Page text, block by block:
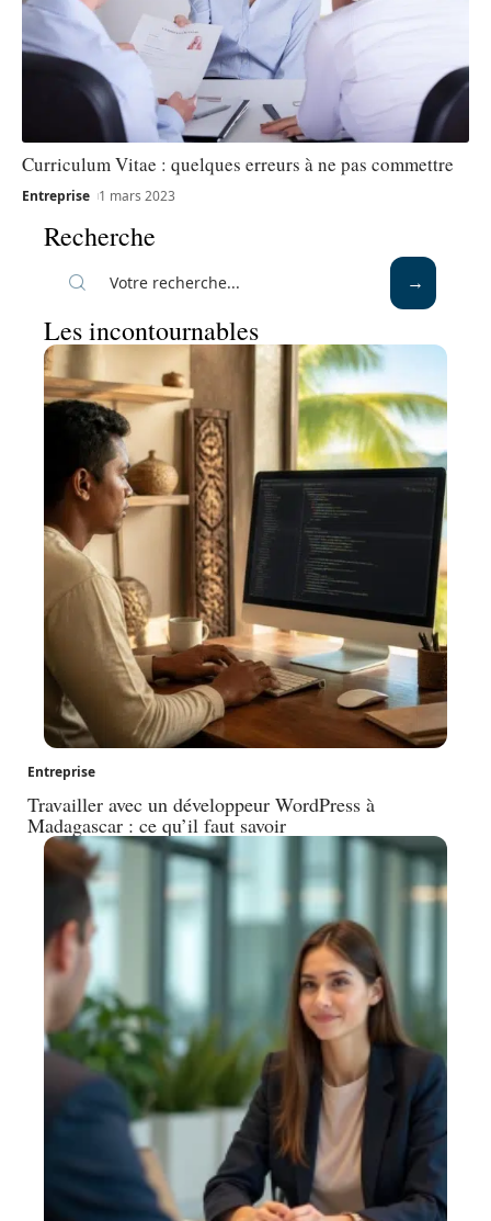
Curriculum Vitae : quelques erreurs à ne pas commettre
Entreprise 1 mars 2023
Recherche
Les incontournables
Entreprise
Travailler avec un développeur WordPress à
Madagascar : ce qu’il faut savoir